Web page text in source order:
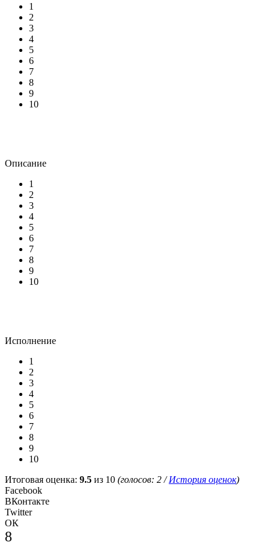
1
2
3
4
5
6
7
8
9
10
Описание
1
2
3
4
5
6
7
8
9
10
Исполнение
1
2
3
4
5
6
7
8
9
10
Итоговая оценка: 9.5 из 10 (голосов: 2 /История оценок)
Facebook
ВКонтакте
Twitter
ОК
8